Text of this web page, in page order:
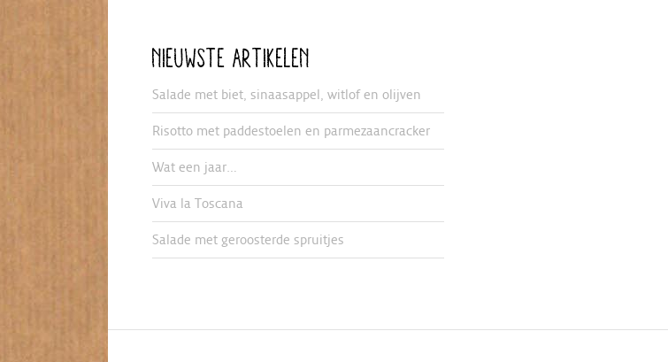
NIEUWSTE ARTIKELEN
Salade met biet, sinaasappel, witlof en olijven
Risotto met paddestoelen en parmezaancracker
Wat een jaar…
Viva la Toscana
Salade met geroosterde spruitjes